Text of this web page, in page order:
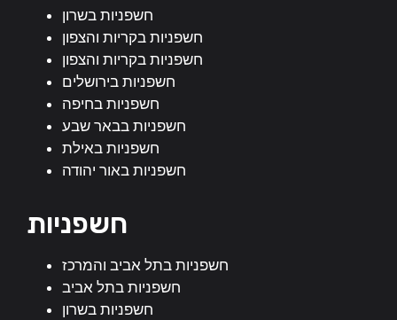
חשפניות בשרון
חשפניות בקריות והצפון
חשפניות בקריות והצפון
חשפניות בירושלים
חשפניות בחיפה
חשפניות בבאר שבע
חשפניות באילת
חשפניות באור יהודה
חשפניות
חשפניות בתל אביב והמרכז
חשפניות בתל אביב
חשפניות בשרון